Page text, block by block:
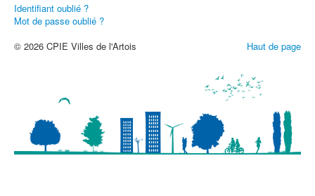
Identifiant oublié ?
Mot de passe oublié ?
Haut de page
© 2026 CPIE Villes de l'Artois